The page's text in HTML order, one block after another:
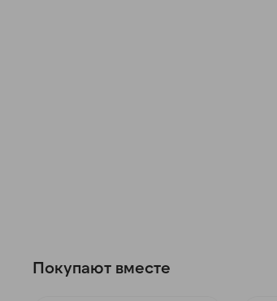
Покупают вместе